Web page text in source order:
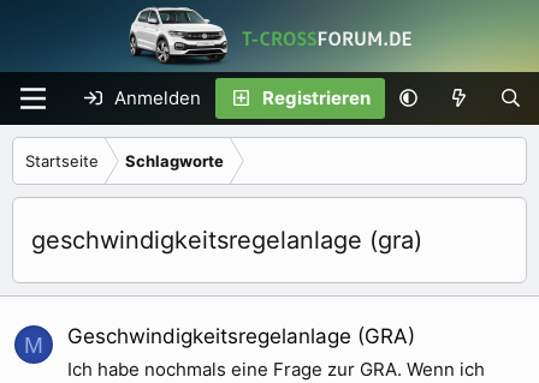
Anmelden Registrieren
Startseite Schlagworte
geschwindigkeitsregelanlage (gra)
M Geschwindigkeitsregelanlage (GRA)
Ich habe nochmals eine Frage zur GRA. Wenn ich